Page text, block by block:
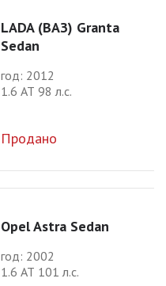
LADA (ВАЗ) Granta
Sedan
год: 2012
1.6 АТ 98 л.с.
Продано
Opel Astra Sedan
год: 2002
1.6 АТ 101 л.с.